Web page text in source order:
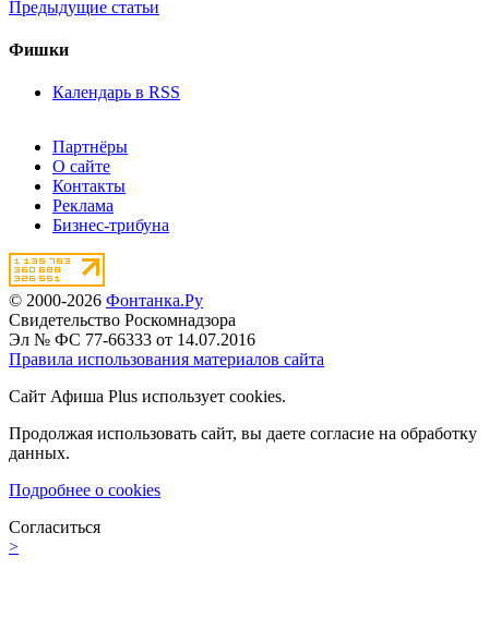
Предыдущие статьи
Фишки
Календарь в RSS
Партнёры
О сайте
Контакты
Реклама
Бизнес-трибуна
© 2000-2026 Фонтанка.Ру
Свидетельство Роскомнадзора
Эл № ФС 77-66333 от 14.07.2016
Правила использования материалов сайта
Сайт Афиша Plus использует cookies.
Продолжая использовать сайт, вы даете согласие на обработку
данных.
Подробнее о cookies
Согласиться
>